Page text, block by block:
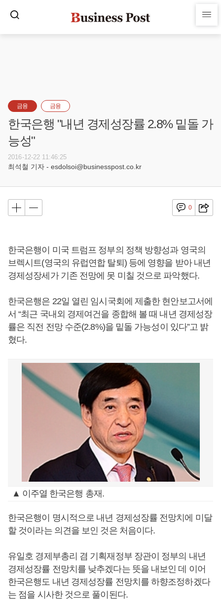
금융 금융
한국은행 "내년 경제성장률 2.8% 밑돌 가
능성"
2016-12-22 11:46:25
최석철 기자 - esdolsoi@businesspost.co.kr
0
한국은행이 미국 트럼프 정부의 정책 방향성과 영국의
브렉시트(영국의 유럽연합 탈퇴) 등에 영향을 받아 내년
경제성장세가 기존 전망에 못 미칠 것으로 파악했다.
한국은행은 22일 열린 임시국회에 제출한 현안보고서에
서 “최근 국내외 경제여건을 종합해 볼 때 내년 경제성장
률은 직전 전망 수준(2.8%)을 밑돌 가능성이 있다”고 밝
혔다.
▲ 이주열 한국은행 총재.
한국은행이 명시적으로 내년 경제성장률 전망치에 미달
할 것이라는 의견을 보인 것은 처음이다.
유일호 경제부총리 겸 기획재정부 장관이 정부의 내년
경제성장률 전망치를 낮추겠다는 뜻을 내보인 데 이어
한국은행도 내년 경제성장률 전망치를 하향조정하겠다
는 점을 시사한 것으로 풀이된다.